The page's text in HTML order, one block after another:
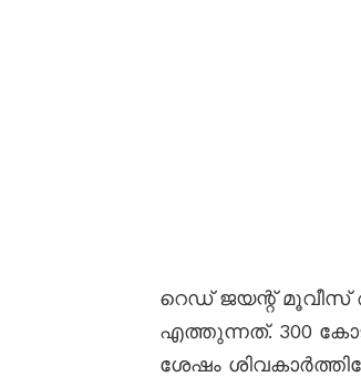
റെഡ് ജയന്റ് മൂവീസ്
എത്തുന്നത്. 300
ശേഷം